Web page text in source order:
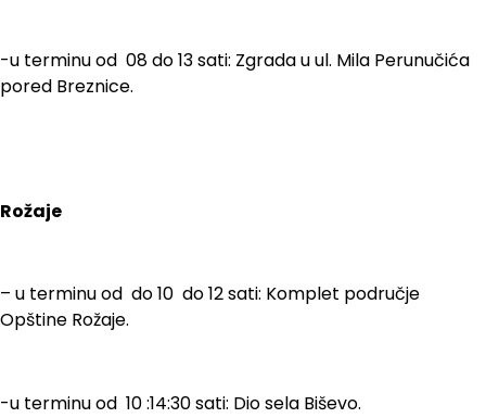
-u terminu od 08 do 13 sati: Zgrada u ul. Mila Perunučića
pored Breznice.
Rožaje
– u terminu od do 10 do 12 sati: Komplet područje
Opštine Rožaje.
-u terminu od 10 :14:30 sati: Dio sela Biševo.